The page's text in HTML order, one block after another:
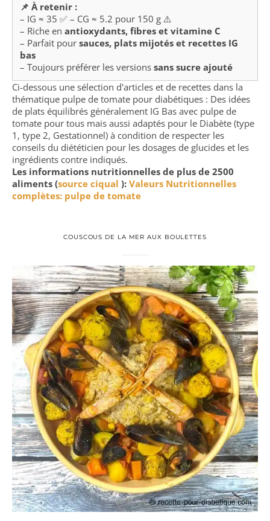
📌 À retenir :
– IG ≈ 35 ✅ – CG ≈ 5.2 pour 150 g ⚠️
– Riche en antioxydants, fibres et vitamine C
– Parfait pour sauces, plats mijotés et recettes IG
bas
– Toujours préférer les versions sans sucre ajouté
Ci-dessous une sélection d'articles et de recettes dans la
thématique pulpe de tomate pour diabétiques : Des idées
de plats équilibrés généralement IG Bas avec pulpe de
tomate pour tous mais aussi adaptés pour le Diabète (type
1, type 2, Gestationnel) à condition de respecter les
conseils du diététicien pour les dosages de glucides et les
ingrédients contre indiqués.
Les informations nutritionnelles de plus de 2500
aliments (source ciqual ): Valeurs Nutritionnelles
complètes: pulpe de tomate
COUSCOUS DE LA MER AUX BOULETTES